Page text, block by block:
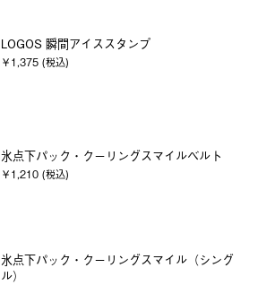
LOGOS 瞬間アイススタンプ
￥1,375 (税込)
氷点下パック・クーリングスマイルベルト
￥1,210 (税込)
氷点下パック・クーリングスマイル（シング
ル）